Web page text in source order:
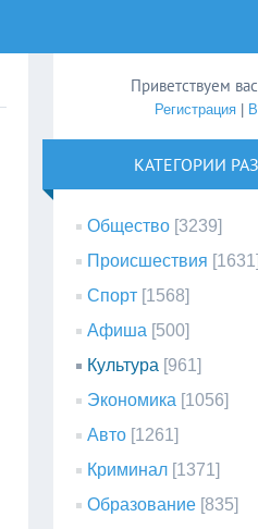
Приветствуем вас
Регистрация|
КАТЕГОРИИ
Общество [3239]
Происшествия [1631]
Спорт [1568]
Афиша [500]
Культура [961]
Экономика [1056]
Авто [1261]
Криминал [1371]
Образование [835]